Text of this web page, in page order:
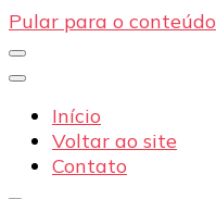
Pular para o conteúdo
Início
Voltar ao site
Contato